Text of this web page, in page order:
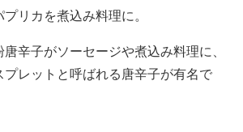
リカを煮込み料理に。
辛子がソーセージや煮込み料理に、
プレットと呼ばれる唐辛子が有名で